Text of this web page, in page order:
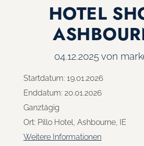
HOTEL
04.12.2025 von
Startdatum: 19.01.2026
Enddatum: 20.01.2026
Ganztägig
Ort: Pillo Hotel, Ashbourne, IE
Weitere Informationen